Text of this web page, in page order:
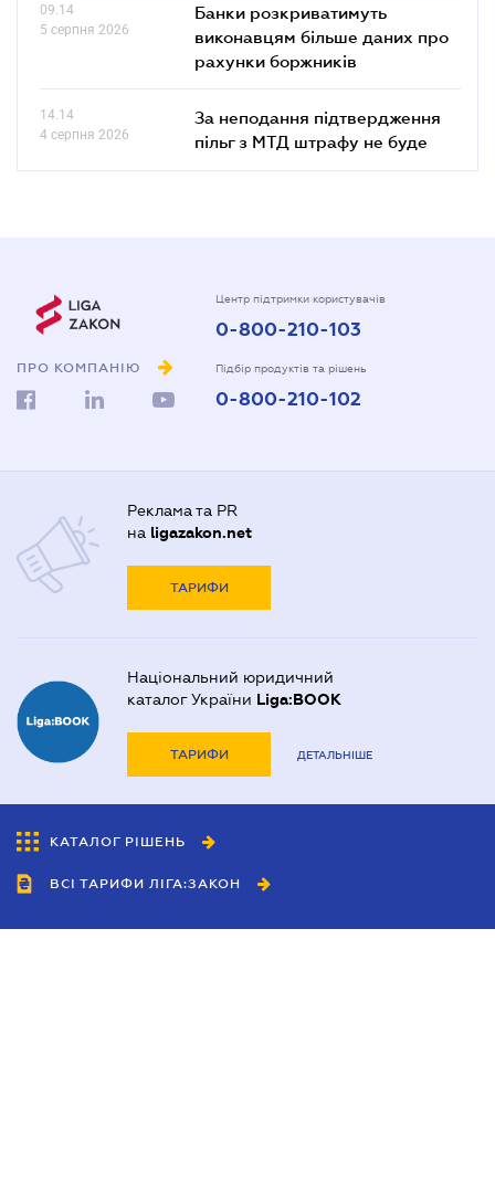
09.14
5 серпня 2026
Банки розкриватимуть
виконавцям більше даних про
рахунки боржників
14.14
4 серпня 2026
За неподання підтвердження
пільг з МТД штрафу не буде
ПРО КОМПАНІЮ
Центр підтримки користувачів
0-800-210-103
Підбір продуктів та рішень
0-800-210-102
Реклама та PR
на ligazakon.net
ТАРИФИ
Національний юридичний
каталог України Liga:BOOK
ТАРИФИ ДЕТАЛЬНІШЕ
КАТАЛОГ РІШЕНЬ
ВСІ ТАРИФИ ЛІГА:ЗАКОН